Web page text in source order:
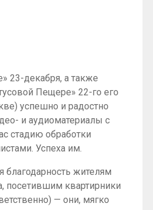
23-декабря, а также
Пещере» 22-го его
успешно и радостно
и аудиоматериалы с
стадию обработки
Успеха им.
благодарность жителям
посетившим квартирники
— они, мягко